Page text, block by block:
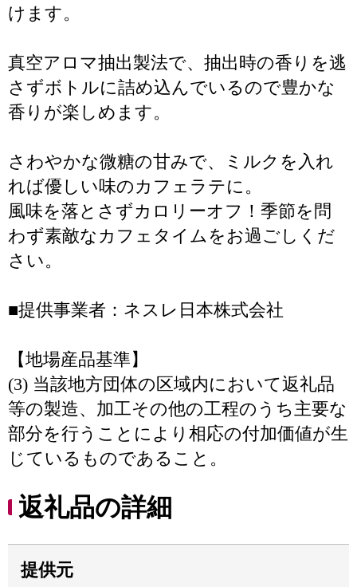
けます。
真空アロマ抽出製法で、抽出時の香りを逃
さずボトルに詰め込んでいるので豊かな
香りが楽しめます。
さわやかな微糖の甘みで、ミルクを入れ
れば優しい味のカフェラテに。
風味を落とさずカロリーオフ！季節を問
わず素敵なカフェタイムをお過ごしくだ
さい。
■提供事業者：ネスレ日本株式会社
【地場産品基準】
(3) 当該地方団体の区域内において返礼品
等の製造、加工その他の工程のうち主要な
部分を行うことにより相応の付加価値が生
じているものであること。
返礼品の詳細
提供元